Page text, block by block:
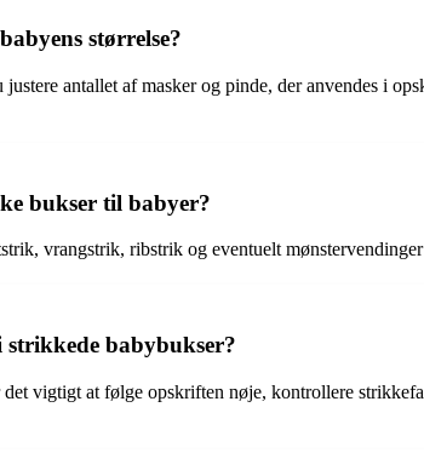
størrelse?
antallet af masker og pinde, der anvendes i
bukser til babyer?
vrangstrik, ribstrik og eventuelt
babybukser?
vigtigt at følge opskriften nøje, kontrollere